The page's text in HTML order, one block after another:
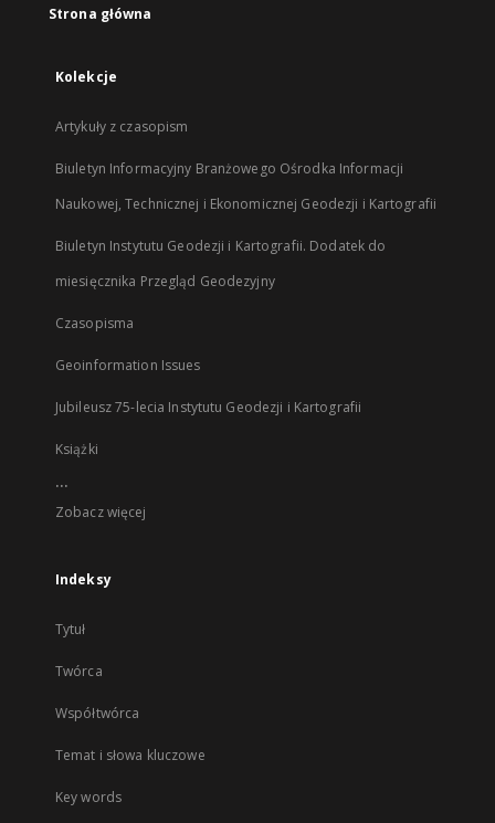
Strona główna
Kolekcje
Artykuły z czasopism
Biuletyn Informacyjny Branżowego Ośrodka Informacji
Naukowej, Technicznej i Ekonomicznej Geodezji i Kartografii
Biuletyn Instytutu Geodezji i Kartografii. Dodatek do
miesięcznika Przegląd Geodezyjny
Czasopisma
Geoinformation Issues
Jubileusz 75-lecia Instytutu Geodezji i Kartografii
Książki
...
Zobacz więcej
Indeksy
Tytuł
Twórca
Współtwórca
Temat i słowa kluczowe
Key words